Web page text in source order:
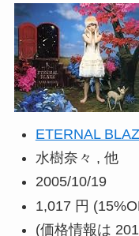
ETERNAL
水樹奈々 , 他
2005/10/19
1,017 円
(価格情報は